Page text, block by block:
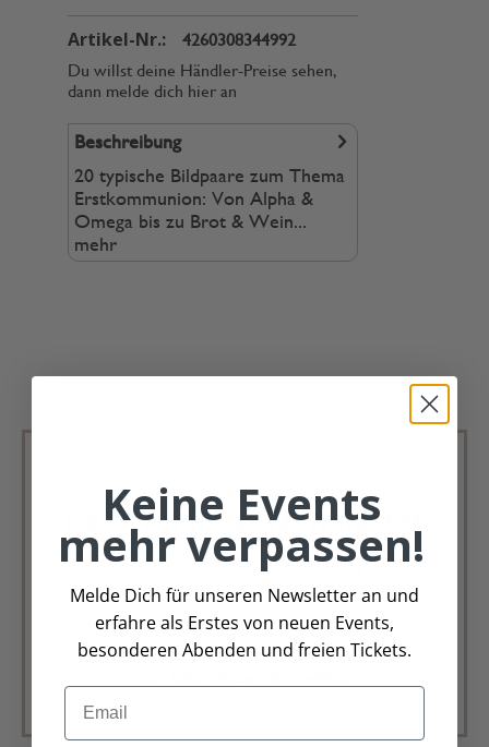
Artikel-Nr.:
4260308344992
Du willst deine Händler-Preise sehen,
dann melde dich hier an
Beschreibung
20 typische Bildpaare zum Thema
Erstkommunion: Von Alpha &
Omega bis zu Brot & Wein...
mehr
Deko Andreas Newsletter
Immer schön, immer aktuell.
Trag Dich für unseren Newsletter ein &
verpasse keine Angebote mehr
Keine Events
mehr verpassen!
Melde Dich für unseren Newsletter an und
erfahre als Erstes von neuen Events,
besonderen Abenden und freien Tickets.
Email